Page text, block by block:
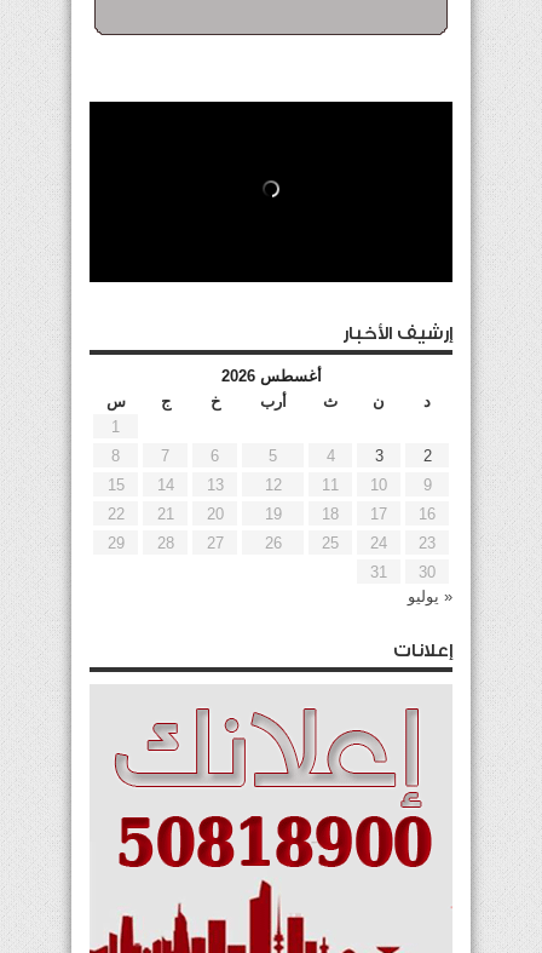
إرشيف الأخبار
أغسطس 2026
د
ن ث أرب خ ج
س
1
2
3
4
5
6
7
8
9
10
11
12
13
14
15
16
17
18
19
20
21
22
23
24
25
26
27
28
29
30
31
« يوليو
إعلانات